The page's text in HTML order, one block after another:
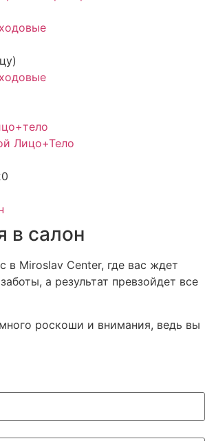
Лицо+Тело
в салон
в Miroslav Center, где вас ждет
а результат превзойдет все
роскоши и внимания, ведь вы